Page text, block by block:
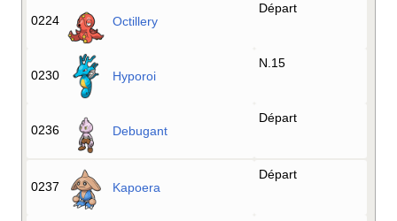
0224 Octillery
Départ
0230 Hyporoi
N.15
0236 Debugant
Départ
0237 Kapoera
Départ